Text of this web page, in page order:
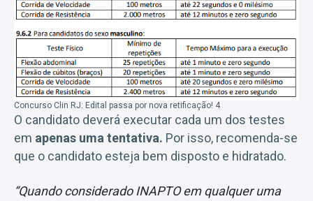
Concurso Clin RJ: Edital passa por nova retificação! 4
O candidato deverá executar cada um dos testes
em apenas uma tentativa. Por isso, recomenda-se
que o candidato esteja bem disposto e hidratado.
“Quando considerado INAPTO em qualquer uma